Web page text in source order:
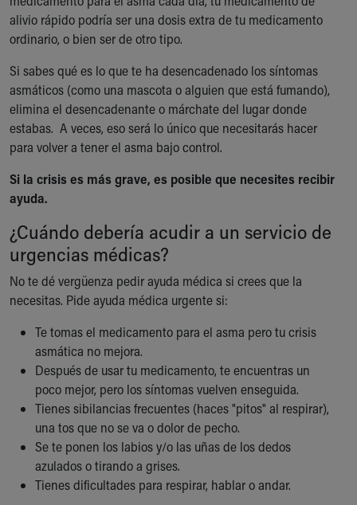
alivio rápido podría ser una dosis extra de tu medicamento
ordinario, o bien ser de otro tipo.
Si sabes qué es lo que te ha desencadenado los síntomas
asmáticos (como una mascota o alguien que está fumando),
elimina el desencadenante o márchate del lugar donde
estabas. A veces, eso será lo único que necesitarás hacer
para volver a tener el asma bajo control.
Si la crisis es más grave, es posible que necesites recibir
ayuda.
¿Cuándo debería acudir a un servicio de
urgencias médicas?
No te dé vergüenza pedir ayuda médica si crees que la
necesitas. Pide ayuda médica urgente si:
Te tomas el medicamento para el asma pero tu crisis
asmática no mejora.
Después de usar tu medicamento, te encuentras un
poco mejor, pero los síntomas vuelven enseguida.
Tienes sibilancias frecuentes (haces "pitos" al respirar),
una tos que no se va o dolor de pecho.
Se te ponen los labios y/o las uñas de los dedos
azulados o tirando a grises.
Tienes dificultades para respirar, hablar o andar.